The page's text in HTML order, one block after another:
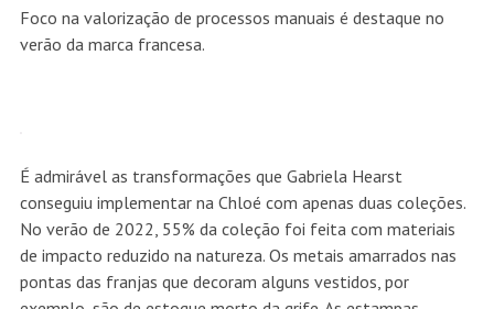
Foco na valorização de processos manuais é destaque no
verão da marca francesa.
É admirável as transformações que Gabriela Hearst
conseguiu implementar na Chloé com apenas duas coleções.
No verão de 2022, 55% da coleção foi feita com materiais
de impacto reduzido na natureza. Os metais amarrados nas
pontas das franjas que decoram alguns vestidos, por